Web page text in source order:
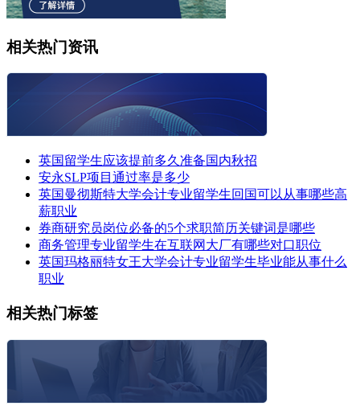
相关热门资讯
英国留学生应该提前多久准备国内秋招
安永SLP项目通过率是多少
英国曼彻斯特大学会计专业留学生回国可以从事哪些高
薪职业
券商研究员岗位必备的5个求职简历关键词是哪些
商务管理专业留学生在互联网大厂有哪些对口职位
英国玛格丽特女王大学会计专业留学生毕业能从事什么
职业
相关热门标签